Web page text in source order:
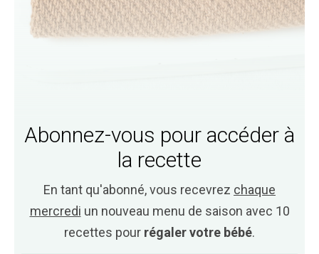
Abonnez-vous pour accéder à
la recette
En tant qu'abonné, vous recevrez chaque
mercredi un nouveau menu de saison avec 10
recettes pour régaler votre bébé.